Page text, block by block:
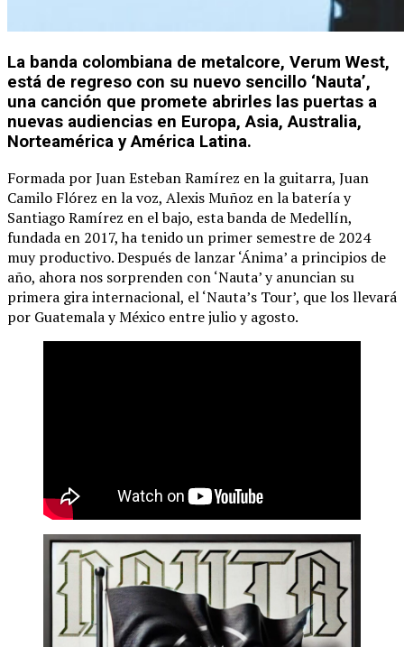
La banda colombiana de metalcore, Verum West,
está de regreso con su nuevo sencillo ‘Nauta’,
una canción que promete abrirles las puertas a
nuevas audiencias en Europa, Asia, Australia,
Norteamérica y América Latina.
Formada por Juan Esteban Ramírez en la guitarra, Juan
Camilo Flórez en la voz, Alexis Muñoz en la batería y
Santiago Ramírez en el bajo, esta banda de Medellín,
fundada en 2017, ha tenido un primer semestre de 2024
muy productivo. Después de lanzar ‘Ánima’ a principios de
año, ahora nos sorprenden con ‘Nauta’ y anuncian su
primera gira internacional, el ‘Nauta’s Tour’, que los llevará
por Guatemala y México entre julio y agosto.